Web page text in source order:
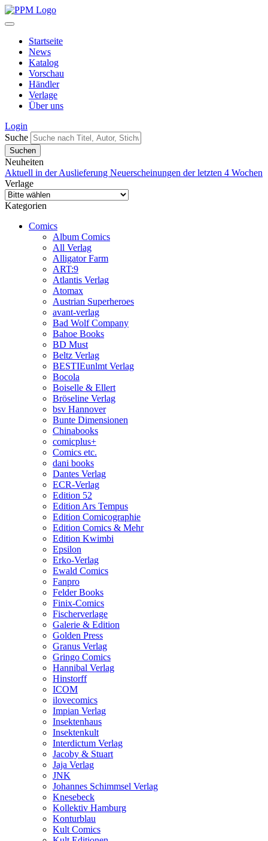
Startseite
News
Katalog
Vorschau
Händler
Verlage
Über uns
Login
Suche
Neuheiten
Aktuell in der Auslieferung Neuerscheinungen der letzten 4 Wochen
Verlage
Kategorien
Comics
Album Comics
All Verlag
Alligator Farm
ART:9
Atlantis Verlag
Atomax
Austrian Superheroes
avant-verlag
Bad Wolf Company
Bahoe Books
BD Must
Beltz Verlag
BESTIEunlmt Verlag
Bocola
Boiselle & Ellert
Bröseline Verlag
bsv Hannover
Bunte Dimensionen
Chinabooks
comicplus+
Comics etc.
dani books
Dantes Verlag
ECR-Verlag
Edition 52
Edition Ars Tempus
Edition Comicographie
Edition Comics & Mehr
Edition Kwimbi
Epsilon
Erko-Verlag
Ewald Comics
Fanpro
Felder Books
Finix-Comics
Fischerverlage
Galerie & Edition
Golden Press
Granus Verlag
Gringo Comics
Hannibal Verlag
Hinstorff
ICOM
ilovecomics
Impian Verlag
Insektenhaus
Insektenkult
Interdictum Verlag
Jacoby & Stuart
Jaja Verlag
JNK
Johannes Schimmsel Verlag
Knesebeck
Kollektiv Hamburg
Konturblau
Kult Comics